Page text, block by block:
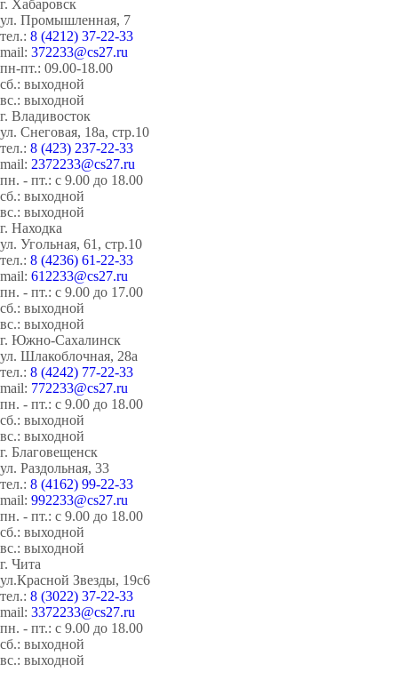
г. Хабаровск
ул. Промышленная, 7
тел.: 8 (4212) 37-22-33
mail: 372233@cs27.ru
пн-пт.: 09.00-18.00
сб.: выходной
вс.: выходной
г. Владивосток
ул. Снеговая, 18а, стр.10
тел.: 8 (423) 237-22-33
mail: 2372233@cs27.ru
пн. - пт.: с 9.00 до 18.00
сб.: выходной
вс.: выходной
г. Находка
ул. Угольная, 61, стр.10
тел.: 8 (4236) 61-22-33
mail: 612233@cs27.ru
пн. - пт.: с 9.00 до 17.00
сб.: выходной
вс.: выходной
г. Южно-Сахалинск
ул. Шлакоблочная, 28а
тел.: 8 (4242) 77-22-33
mail: 772233@cs27.ru
пн. - пт.: с 9.00 до 18.00
сб.: выходной
вс.: выходной
г. Благовещенск
ул. Раздольная, 33
тел.: 8 (4162) 99-22-33
mail: 992233@cs27.ru
пн. - пт.: с 9.00 до 18.00
сб.: выходной
вс.: выходной
г. Чита
ул.Красной Звезды, 19с6
тел.: 8 (3022) 37-22-33
mail: 3372233@cs27.ru
пн. - пт.: с 9.00 до 18.00
сб.: выходной
вс.: выходной